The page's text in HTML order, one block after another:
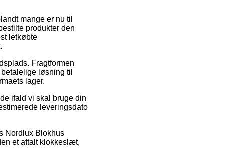
mange er nu til
produkter den
letkøbte
Fragtformen
løsning til
lager.
ifald vi skal bruge din
leveringsdato
Nordlux Blokhus
et aftalt klokkeslæt,